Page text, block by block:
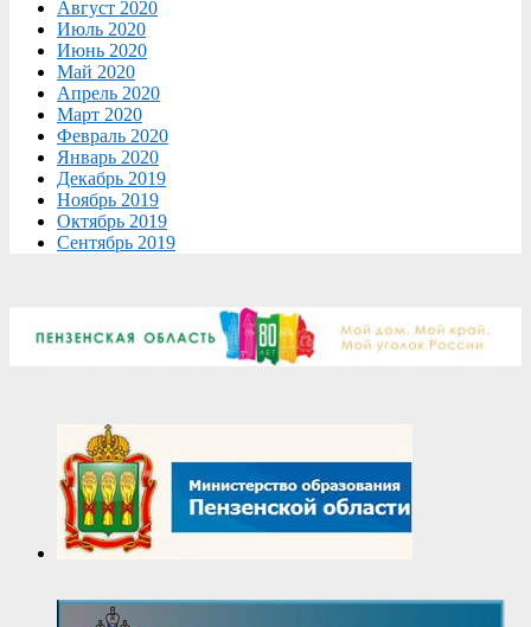
Август 2020
Июль 2020
Июнь 2020
Май 2020
Апрель 2020
Март 2020
Февраль 2020
Январь 2020
Декабрь 2019
Ноябрь 2019
Октябрь 2019
Сентябрь 2019